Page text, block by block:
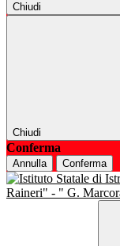
Chiudi
Chiudi
Conferma
Annulla Conferma